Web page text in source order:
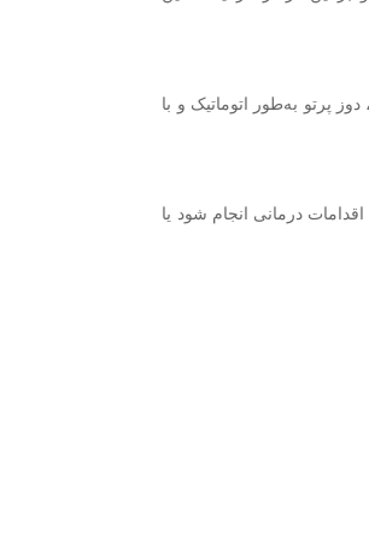
پرتو به‌طور اتوماتیک و با
درمانی انجام شود یا